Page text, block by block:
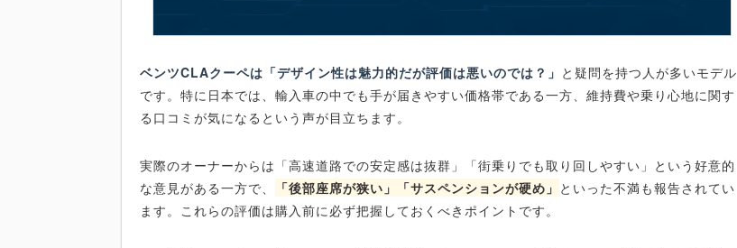
ベンツCLAクーペは「デザイン性は魅力的だが評価は悪いのでは？」 と疑問を持つ人が多いモデル
です。特に日本では、輸入車の中でも手が届きやすい価格帯である一方、維持費や乗り心地に関す
る口コミが気になるという声が目立ちます。
実際のオーナーからは「高速道路での安定感は抜群」「街乗りでも取り回しやすい」という好意的
な意見がある一方で、
「後部座席が狭い」「サスペンションが硬め」 といった不満も報告されてい
ます。これらの評価は購入前に必ず把握しておくべきポイントです。